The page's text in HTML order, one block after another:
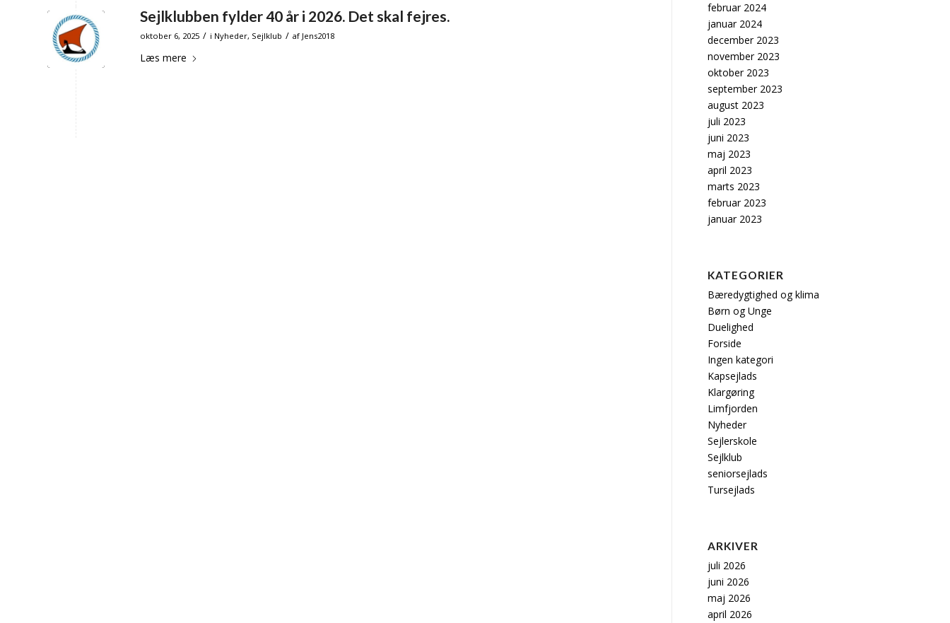
Sejlklubben fylder 40 år i 2026. Det skal fejres.
oktober 6, 2025 / i Nyheder, Sejlklub / af Jens2018
Læs mere
februar 2024
januar 2024
december 2023
november 2023
oktober 2023
september 2023
august 2023
juli 2023
juni 2023
maj 2023
april 2023
marts 2023
februar 2023
januar 2023
KATEGORIER
Bæredygtighed og klima
Børn og Unge
Duelighed
Forside
Ingen kategori
Kapsejlads
Klargøring
Limfjorden
Nyheder
Sejlerskole
Sejlklub
seniorsejlads
Tursejlads
ARKIVER
juli 2026
juni 2026
maj 2026
april 2026